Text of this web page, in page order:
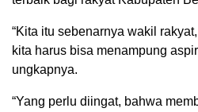
“Kita itu sebenarnya wakil
kita harus bisa menampung
ungkapnya.
“Yang perlu diingat, bahwa